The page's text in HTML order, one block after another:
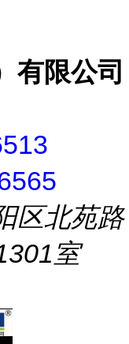
有限公司
区北苑路
室